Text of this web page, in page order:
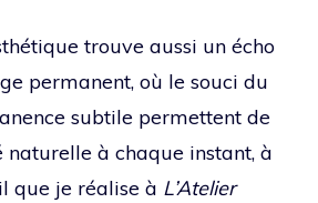
trouve aussi un écho
permanent, où le souci du
subtile permettent de
à chaque instant, à
que je réalise à L’Atelier